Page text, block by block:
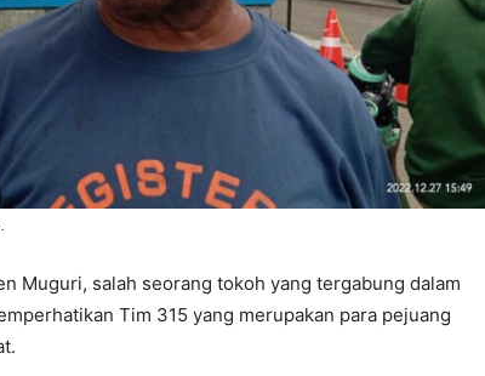
Muguri, salah seorang tokoh yang tergabung dalam
Tim 315 yang merupakan para pejuang